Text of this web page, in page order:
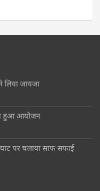
लिया जायजा
का हुआ आयोजन
पर चलाया साफ सफाई